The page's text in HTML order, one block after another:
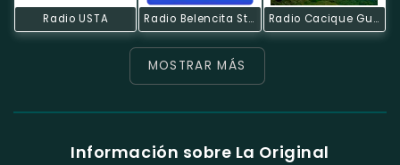
Radio USTA Radio Belencita Stereo Radio Cacique Guanentá
MOSTRAR MÁS
Información sobre La Original